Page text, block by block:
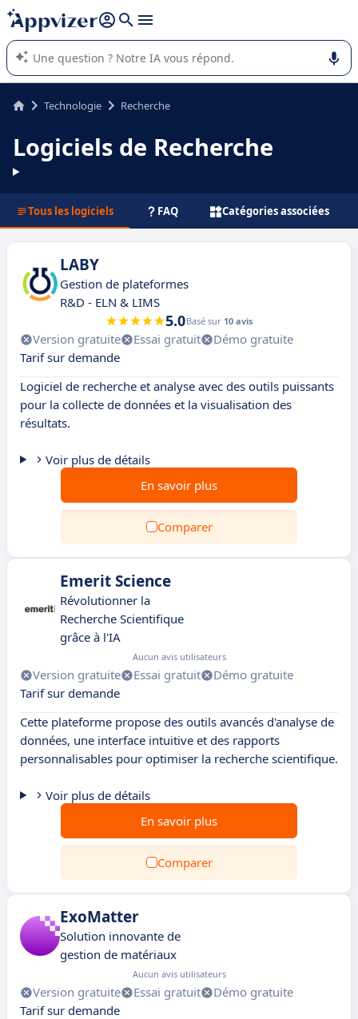
répondre (plusieurs lignes avec
L'IA de Appvizer vous guide dans l'utilisation ou la sélection de
logiciel SaaS en entreprise.
Technologie Recherche
Logiciels de Recherche
Tous les logiciels FAQ Catégories associées
LABY
Gestion de plateformes
R&D - ELN & LIMS
5.0Basé sur 10 avis
Version gratuite Essai gratuit
Démo gratuite
Tarif sur demande
Logiciel de recherche et analyse avec des outils puissants
pour la collecte de données et la visualisation des
résultats.
Voir plus de détails
En savoir plus
Comparer
Emerit Science
Révolutionner la
Recherche Scientifique
grâce à l'IA
Aucun avis utilisateurs
Version gratuite Essai gratuit
Démo gratuite
Tarif sur demande
Cette plateforme propose des outils avancés d'analyse de
données, une interface intuitive et des rapports
personnalisables pour optimiser la recherche scientifique.
Voir plus de détails
En savoir plus
Comparer
ExoMatter
Solution innovante de
gestion de matériaux
Aucun avis utilisateurs
Version gratuite Essai gratuit
Démo gratuite
Tarif sur demande